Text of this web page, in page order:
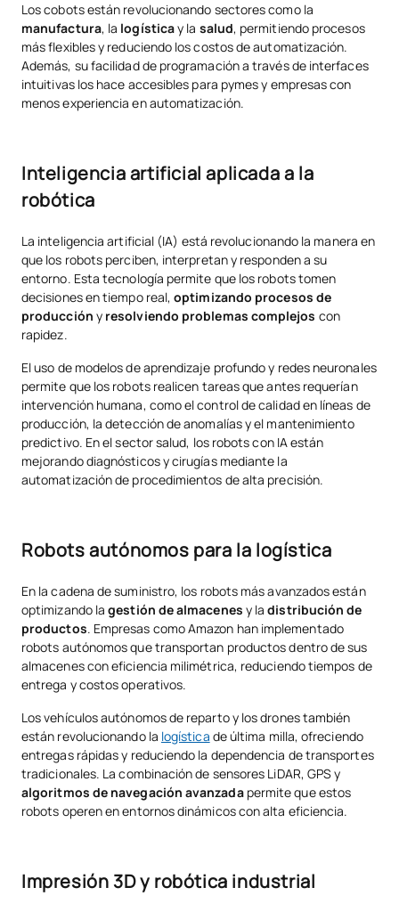
Los cobots están revolucionando sectores como la
manufactura, la logísticay la salud, permitiendo procesos
más flexibles y reduciendo los costos de automatización.
Además, su facilidad de programación a través de interfaces
intuitivas los hace accesibles para pymes y empresas con
menos experiencia en automatización.
Inteligencia artificial aplicada a la
robótica
La inteligencia artificial (IA) está revolucionando la manera en
que los robots perciben, interpretan y responden a su
entorno. Esta tecnología permite que los robots tomen
decisiones en tiempo real,optimizando procesos de
producción y resolviendo problemas complejos con
rapidez.
El uso de modelos de aprendizaje profundo y redes neuronales
permite que los robots realicen tareas que antes requerían
intervención humana, como el control de calidad en líneas de
producción, la detección de anomalías y el mantenimiento
predictivo. En el sector salud, los robots con IA están
mejorando diagnósticos y cirugías mediante la
automatización de procedimientos de alta precisión.
Robots autónomos para la logística
En la cadena de suministro, los robots más avanzados están
optimizando lagestión de almacenes y ladistribución de
productos. Empresas como Amazon han implementado
robots autónomos que transportan productos dentro de sus
almacenes con eficiencia milimétrica, reduciendo tiempos de
entrega y costos operativos.
Los vehículos autónomos de reparto y los drones también
están revolucionando la logística de última milla, ofreciendo
entregas rápidas y reduciendo la dependencia de transportes
tradicionales. La combinación de sensores LiDAR, GPS y
algoritmos de navegación avanzadapermite que estos
robots operen en entornos dinámicos con alta eficiencia.
Impresión 3D y robótica industrial